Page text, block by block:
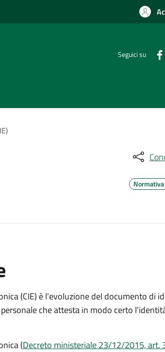
Seguici su
(CIE) è l'evoluzione del documento di
che attesta in modo certo
(Decreto ministeriale 23/12/2015, art.